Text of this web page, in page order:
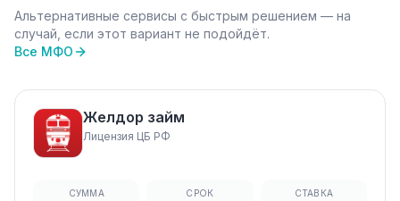
Альтернативные сервисы с быстрым решением — на
случай, если этот вариант не подойдёт.
Все МФО
Желдор займ
Лицензия ЦБ РФ
СУММА СРОК СТАВКА